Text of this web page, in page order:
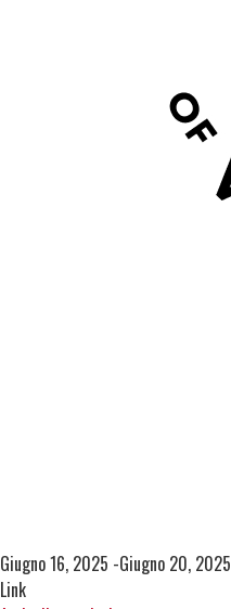
Giugno 16, 2025 -Giugno 20, 2025
Link